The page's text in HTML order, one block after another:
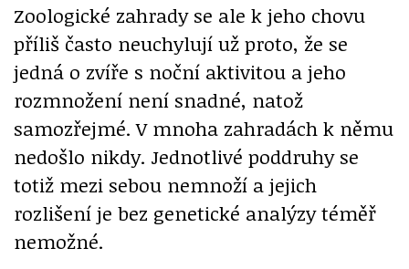
Zoologické zahrady se ale k jeho chovu
příliš často neuchylují už proto, že se
jedná o zvíře s noční aktivitou a jeho
rozmnožení není snadné, natož
samozřejmé. V mnoha zahradách k němu
nedošlo nikdy. Jednotlivé poddruhy se
totiž mezi sebou nemnoží a jejich
rozlišení je bez genetické analýzy téměř
nemožné.